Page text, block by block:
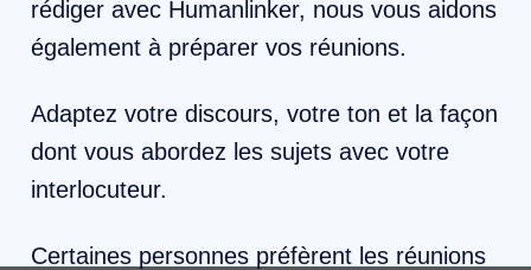
rédiger avec Humanlinker, nous vous aidons
également à préparer vos réunions.
Adaptez votre discours, votre ton et la façon
dont vous abordez les sujets avec votre
interlocuteur.
Certaines personnes préfèrent les réunions